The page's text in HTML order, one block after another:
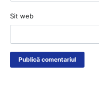
Sit web